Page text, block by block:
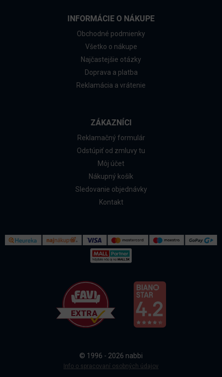
Doprava a platba
INFORMÁCIE O NÁKUPE
Obchodné podmienky
Všetko o nákupe
Najčastejšie otázky
Doprava a platba
Reklamácia a vrátenie
ZÁKAZNÍCI
Reklamačný formulár
Odstúpiť od zmluvy tu
Môj účet
Nákupný košík
Sledovanie objednávky
Kontakt
© 1996 - 2026 nabbi
Info o spracovaní osobných údajov